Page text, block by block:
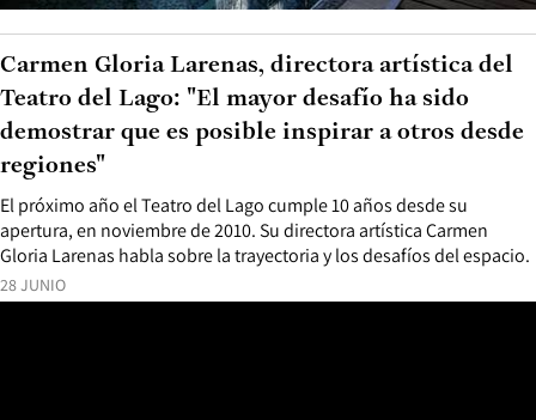
28 JUNIO
El próximo año el Teatro del Lago cumple 10 años desde su
apertura, en noviembre de 2010. Su directora artística Carmen
Gloria Larenas habla sobre la trayectoria y los desafíos del espacio.
Carmen Gloria Larenas, directora artística del
Teatro del Lago: "El mayor desafío ha sido
demostrar que es posible inspirar a otros desde
regiones"